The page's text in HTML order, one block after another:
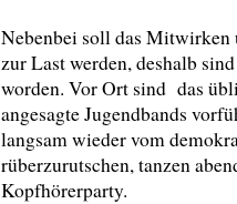
Nebenbei soll das Mitwirken
zur Last werden, deshalb
worden. Vor Ort sind das
angesagte Jugendbands
langsam wieder vom
rüberzurutschen, tanzen
Kopfhörerparty.